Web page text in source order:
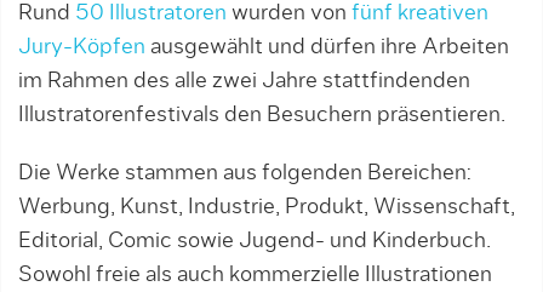
Rund 50 Illustratoren wurden von fünf kreativen
Jury-Köpfen ausgewählt und dürfen ihre Arbeiten
im Rahmen des alle zwei Jahre stattfindenden
Illustratorenfestivals den Besuchern präsentieren.
Die Werke stammen aus folgenden Bereichen:
Werbung, Kunst, Industrie, Produkt, Wissenschaft,
Editorial, Comic sowie Jugend- und Kinderbuch.
Sowohl freie als auch kommerzielle Illustrationen